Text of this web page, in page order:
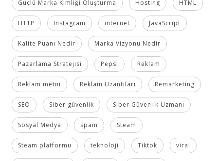
Güçlü Marka Kimliği Oluşturma Hosting HTML
HTTP Instagram internet JavaScript
Kalite Puanı Nedir Marka Vizyonu Nedir
Pazarlama Stratejisi Pepsi Reklam
Reklam metni Reklam Uzantıları Remarketing
SEO Siber güvenlik Siber Güvenlik Uzmanı
Sosyal Medya spam Steam
Steam platformu teknoloji Tiktok viral